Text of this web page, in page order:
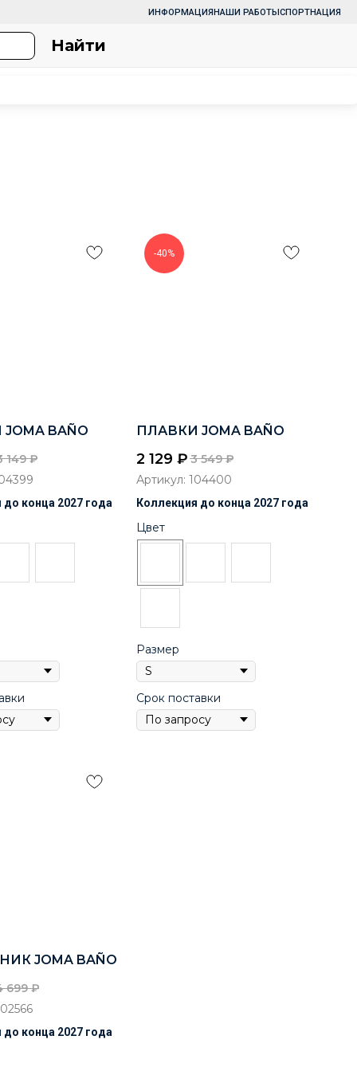
ИНФОРМАЦИЯНАШИ РАБОТЫСПОРТНАЦИЯ
Найти
BAÑO
149 ₽
конца 2027 года
-40%
ПЛАВКИ JOMA BAÑO
2 129 ₽ 3 549 ₽
Артикул:104400
Коллекция до конца 2027 года
Цвет
Размер
Срок поставки
JOMA BAÑO
699 ₽
конца 2027 года